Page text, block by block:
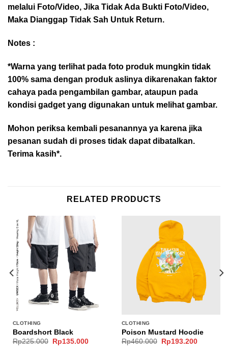
melalui Foto/Video, Jika Tidak Ada Bukti Foto/Video,
Maka Dianggap Tidak Sah Untuk Return.
Notes :
*Warna yang terlihat pada foto produk mungkin tidak
100% sama dengan produk aslinya dikarenakan faktor
cahaya pada pengambilan gambar, ataupun pada
kondisi gadget yang digunakan untuk melihat gambar.
Mohon periksa kembali pesanannya ya karena jika
pesanan sudah di proses tidak dapat dibatalkan.
Terima kasih*.
RELATED PRODUCTS
CLOTHING
Boardshort Black
Rp225.000
Original
price
Rp135.000Current
CLOTHING
Poison Mustard Hoodie
Rp460.000
Original
price
Rp193.200Current